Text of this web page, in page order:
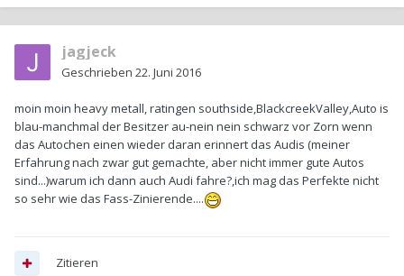
jagjeck
Geschrieben 22. Juni 2016
moin moin heavy metall, ratingen southside,BlackcreekValley,Auto is
blau-manchmal der Besitzer au-nein nein schwarz vor Zorn wenn
das Autochen einen wieder daran erinnert das Audis (meiner
Erfahrung nach zwar gut gemachte, aber nicht immer gute Autos
sind...)warum ich dann auch Audi fahre?,ich mag das Perfekte nicht
so sehr wie das Fass-Zinierende....
Zitieren